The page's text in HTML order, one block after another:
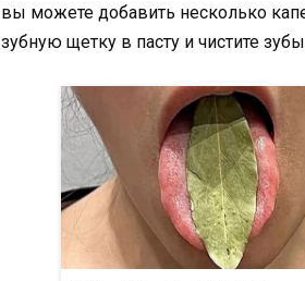
вы можете добавить несколько
зубную щетку в пасту и чистите